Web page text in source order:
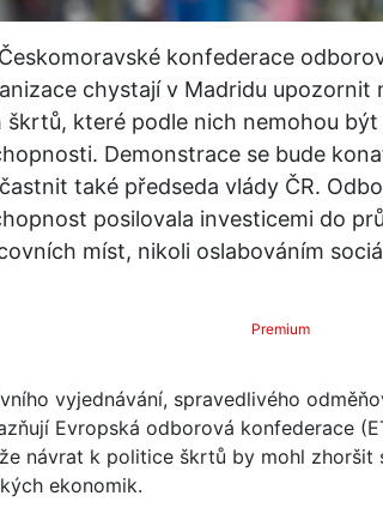
konfederace
chystají v Madridu upozornit
které podle nich nemohou být
Demonstrace se bude
také předseda vlády ČR.
posilovala investicemi do
míst, nikoli oslabováním
Premium
vyjednávání, spravedlivého
Evropská odborová konfederace
návrat k politice škrtů by mohl zhoršit
ekonomik.